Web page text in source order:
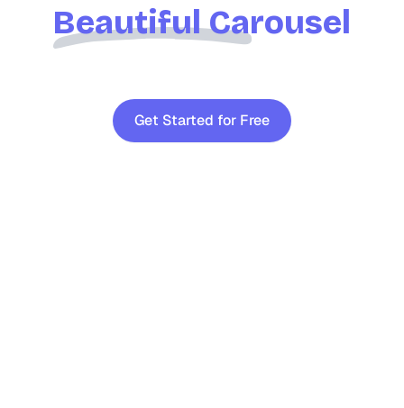
Beautiful Carousel
Get Started for Free